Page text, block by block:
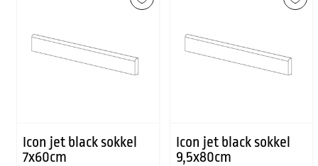
Icon jet black sokkel
7x60cm
Icon jet black sokkel
9,5x80cm